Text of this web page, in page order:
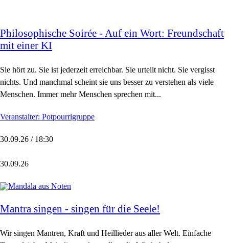
Philosophische Soirée - Auf ein Wort: Freundschaft
mit einer KI
Sie hört zu. Sie ist jederzeit erreichbar. Sie urteilt nicht. Sie vergisst
nichts. Und manchmal scheint sie uns besser zu verstehen als viele
Menschen. Immer mehr Menschen sprechen mit...
Veranstalter: Potpourrigruppe
30.09.26 / 18:30
30.09.26
Mantra singen - singen für die Seele!
Wir singen Mantren, Kraft und Heillieder aus aller Welt. Einfache